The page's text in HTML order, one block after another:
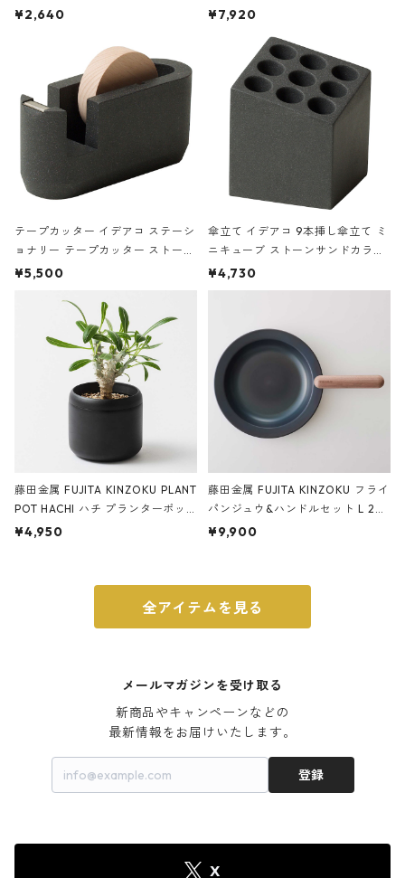
ハードカバー 罫線 ヴァン・ゴッホ
¥2,640
urniture WALL Table B5 ネイビー
¥7,920
テープカッター イデアコ ステーシ
ョナリー テープカッター ストーン
サンドカラー 石調 ideaco Station
¥5,500
傘立て イデアコ 9本挿し傘立て ミ
ニキューブ ストーンサンドカラー
石調 ideaco Umbrella Stand CUB
E ストーンサンドブラック
¥4,730
藤田金属 FUJITA KINZOKU PLANT
POT HACHI ハチ プランターポッ
ト 3号 ブラック
¥4,950
藤田金属 FUJITA KINZOKU フライ
パンジュウ&ハンドルセット L 24c
m ガス火・IH対応 鉄フライパン
¥9,900
全アイテムを見る
メールマガジンを受け取る
新商品やキャンペーンなどの
最新情報をお届けいたします。
登録
X